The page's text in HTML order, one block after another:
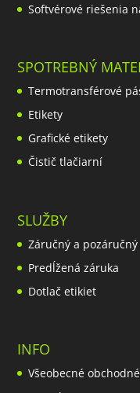
Softvérové riešenia
SPOTREBNÝ
Termotransférové
Etikety
Grafické etikety
Čistič tlačiarní
SLUŽBY
Záručný a pozáručný
Predĺžená záruka
Dotlač etikiet
INFO
Všeobecné